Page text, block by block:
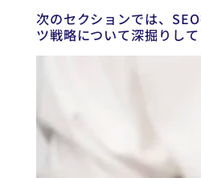
次のセクションでは、
ツ戦略について深掘りして